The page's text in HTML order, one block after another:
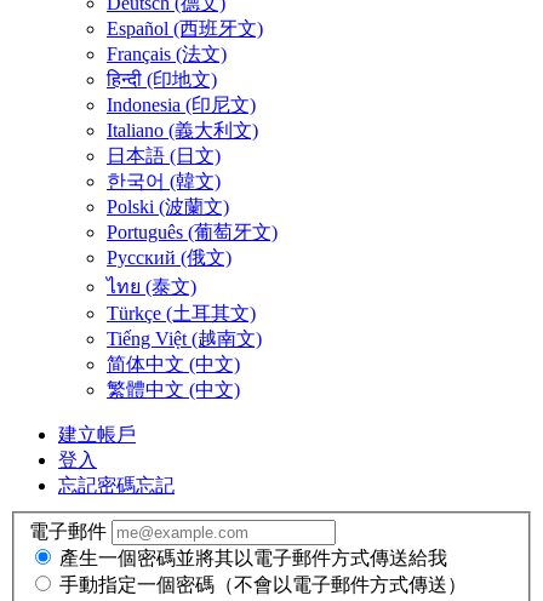
Español (西班牙文)
Français (法文)
हिन्दी (印地文)
Indonesia (印尼文)
Italiano (義大利文)
日本語 (日文)
한국어 (韓文)
Polski (波蘭文)
Português (葡萄牙文)
Русский (俄文)
ไทย (泰文)
Türkçe (土耳其文)
Tiếng Việt (越南文)
简体中文 (中文)
繁體中文 (中文)
建立帳戶
登入
忘記密碼忘記
電子郵件
產生一個密碼並將其以電子郵件方式傳送給我
手動指定一個密碼（不會以電子郵件方式傳送）